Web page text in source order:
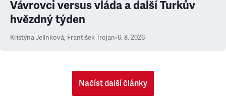
Vávrovci versus vláda a další Turkův
hvězdný týden
Kristýna Jelínková, František Trojan•6. 8. 2026
Načíst další články